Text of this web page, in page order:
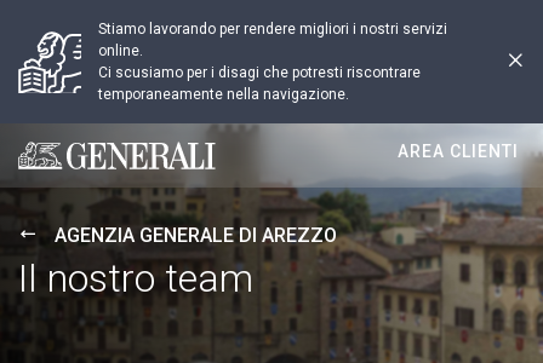
Stiamo lavorando per rendere migliori i nostri servizi
online.
Ci scusiamo per i disagi che potresti riscontrare
temporaneamente nella navigazione.
Generali logo
AREA CLIENTI
AGENZIA GENERALE DI AREZZO
Il nostro team